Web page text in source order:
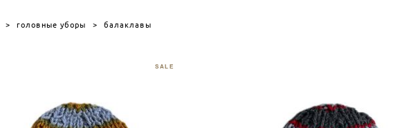
> головные уборы > балаклавы
SALE